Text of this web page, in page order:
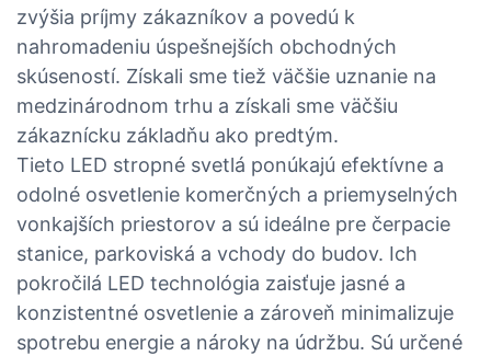
zvýšia príjmy zákazníkov a povedú k
nahromadeniu úspešnejších obchodných
skúseností. Získali sme tiež väčšie uznanie na
medzinárodnom trhu a získali sme väčšiu
zákaznícku základňu ako predtým.
Tieto LED stropné svetlá ponúkajú efektívne a
odolné osvetlenie komerčných a priemyselných
vonkajších priestorov a sú ideálne pre čerpacie
stanice, parkoviská a vchody do budov. Ich
pokročilá LED technológia zaisťuje jasné a
konzistentné osvetlenie a zároveň minimalizuje
spotrebu energie a nároky na údržbu. Sú určené